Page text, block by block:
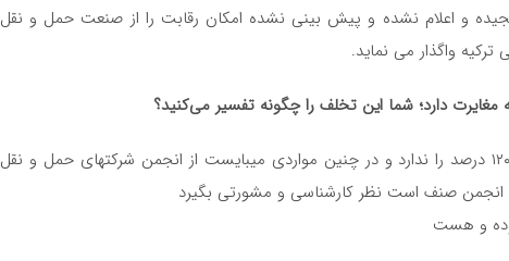
و اعلام نشده و پیش بینی نشده امکان رقابت را از صنعت حمل و نقل
واگذار می نماید.
اتاق یکسویه حق افزایش مبلغ آنهم بمیزان ۱۲۰ درصد را ندارد و در چنین مواردی میبایست از انجمن شرکتهای حمل و نقل
انجمن صنف است نظر کارشناسی و مشورتی بگیرد
و هست